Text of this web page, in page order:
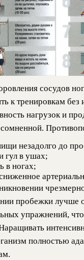
сосудов
к тренировкам
нагрузок и
незадолго до
гул в ушах;
в ногах;
пробежки лучше
упражнений,
полностью